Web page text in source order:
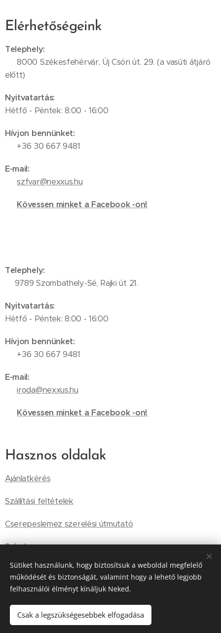
Elérhetőségeink
Telephely:
📍 8000 Székesfehérvár, Új Csóri út. 29. (a vasúti átjáró
előtt)
Nyitvatartás:
Hétfő - Péntek: 8:00 - 16:00
Hívjon bennünket:
📞 +36 30 667 9481
E-mail:
✉️szfvar@nexxus.hu
Kövessen minket a Facebook -on!
Telephely:
📍9789 Szombathely-Sé, Rajki út 21.
Nyitvatartás:
Hétfő - Péntek: 8:00 - 16:00
Hívjon bennünket:
📞 +36 30 667 9481
E-mail:
✉️iroda@nexxus.hu
Kövessen minket a Facebook -on!
Hasznos oldalak
Ajánlatkérés
Szállítási feltételek
Cserepeslemez szerelési útmutató
Színek
Általános Szállítási Feltételek
Tárolási információk
Adatkezelési szabályzat
Sütiket használunk, hogy biztosítsuk a weboldal megfelelő
működését és biztonságát, valamint hogy a lehető legjobb
felhasználói élményt kínáljuk Neked.
Csak a legszükségesebbek elfogadása